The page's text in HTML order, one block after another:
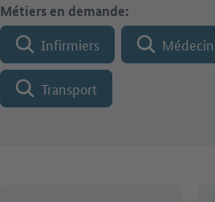
Métiers en demande:
Infirmiers
Transport